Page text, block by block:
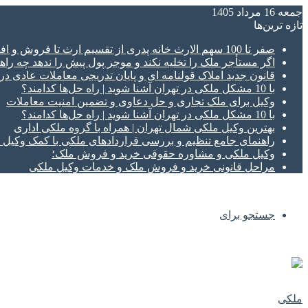
جمعه 16 مرداد 1405
تازه‌ ترین‌ها
صفر تا 100 سهم الارث خانه پدری از تقسیم ارث تا فروش و افراز ملک ورثه ای
اگر مستأجر ملک را تخلیه نکند و موجر پول پیش را ندهد چه
قانون جدید املاک قولنامه ای و پایان تدریجی معاملات عادی
با 10 مشکل ملکی در تهران آشنا شوید | راه حل‌ها کدامند؟
وکیل برای ملک تجاری و حل دعاوی و تضمین امنیت معاملات
با 10 مشکل ملکی در تهران آشنا شوید | راه حل‌ها کدامند؟
بهترین وکیل ملکی شمال تهران | همراه با گروه ملکی اداری
راهنمای جامع تنظیم و بررسی قراردادهای ملکی با کمک
وکیل ملکی و مشاوره حقوقی خرید و فروش ملک؛
مراحل قانونی خرید و فروش ملک و خدمات وکیل ملکی
جستجو برای